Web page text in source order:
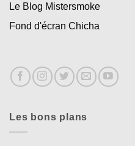
Le Blog Mistersmoke
Fond d'écran Chicha
Les bons plans